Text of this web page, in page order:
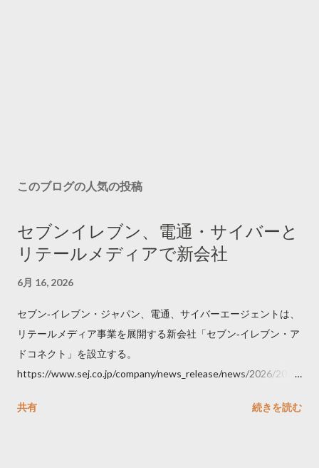
このブログの人気の投稿
セブンイレブン、電通・サイバーと
リテールメディアで新会社
6月 16, 2026
セブン‐イレブン・ジャパン、電通、サイバーエージェントは、
リテールメディア事業を展開する新会社「セブン‐イレブン・ア
ドコネクト」を設立する。
https://www.sej.co.jp/company/news_release/news/2026/2026
共有
続きを読む